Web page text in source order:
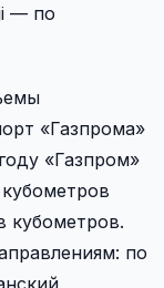
— по
«Газпрома»
«Газпром»
кубометров.
по